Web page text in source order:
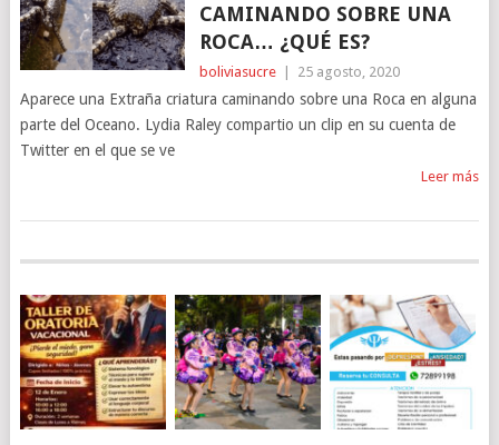
CAMINANDO SOBRE UNA
ROCA… ¿QUÉ ES?
boliviasucre 25 agosto, 2020
Aparece una Extraña criatura caminando sobre una Roca en alguna
parte del Oceano. Lydia Raley compartio un clip en su cuenta de
Twitter en el que se ve
Leer más